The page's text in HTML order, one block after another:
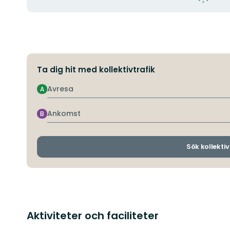
Ta dig hit med kollektivtrafik
Avresa
A
Ankomst
B
Sök
Aktiviteter och faciliteter